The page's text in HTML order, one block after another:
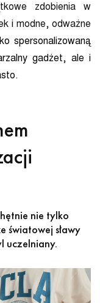
zdobienia w
i modne, odważne
spersonalizowaną
gadżet, ale i
nie tylko
światowej sławy
uczelniany.